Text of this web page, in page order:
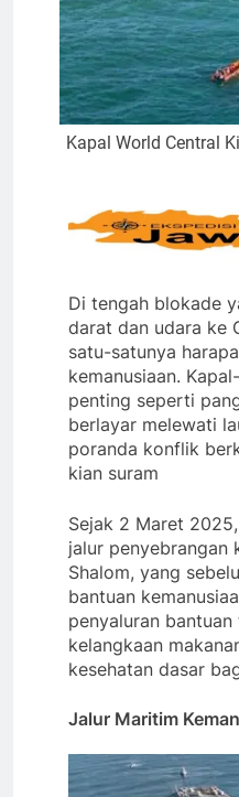
Kapal World Central
Di tengah blokade
darat dan udara ke
satu-satunya
kemanusiaan.
penting seperti
berlayar melewati
poranda konflik
kian suram
Sejak 2 Maret
jalur penyebrangan
Shalom, yang
bantuan
penyaluran
kelangkaan
kesehatan dasar
Jalur Maritim